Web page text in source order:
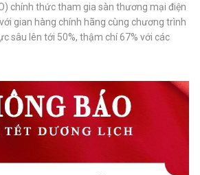
chính thức tham gia sàn thương mại điện
gian hàng chính hãng cùng chương trình
sâu lên tới 50%, thậm chí 67% với các